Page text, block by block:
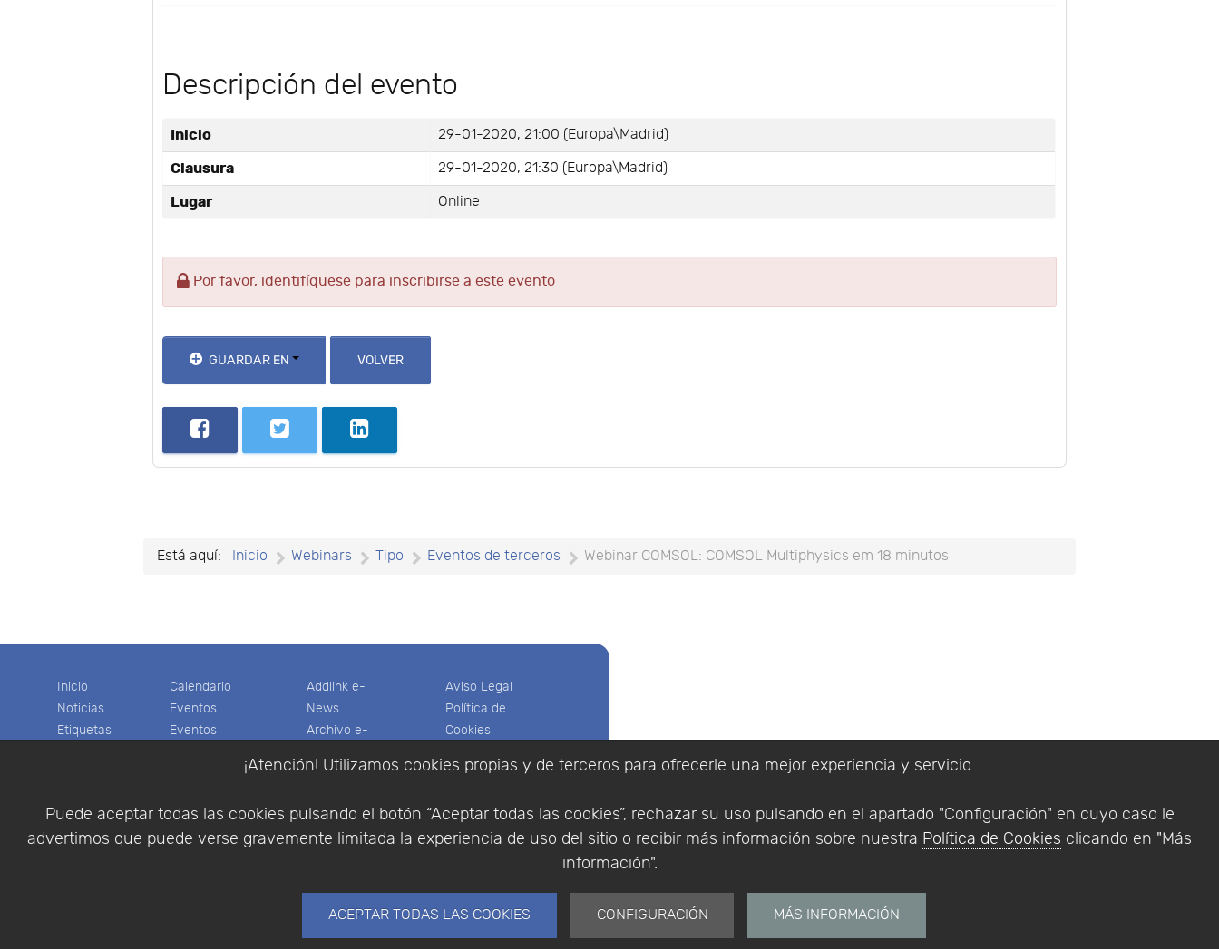
¡Atención! Utilizamos cookies propias y de terceros para ofrecerle una mejor experiencia y servicio.
Puede aceptar todas las cookies pulsando el botón “Aceptar todas las cookies”, rechazar su uso pulsando en el apartado "Configuración" en cuyo caso le
advertimos que puede verse gravemente limitada la experiencia de uso del sitio o recibir más información sobre nuestra Política de Cookies clicando en "Más
información".
ACEPTAR TODAS LAS COOKIES CONFIGURACIÓN MÁS INFORMACIÓN
Descripción del evento
Inicio 29-01-2020, 21:00 (Europa\Madrid)
Clausura 29-01-2020, 21:30 (Europa\Madrid)
Lugar Online
Por favor, identifíquese para inscribirse a este evento
GUARDAR EN VOLVER
Está aquí: Inicio Webinars Tipo Eventos de terceros Webinar COMSOL: COMSOL Multiphysics em 18 minutos
Inicio
Noticias
Etiquetas
Cesta
Calendario
Eventos
Eventos
Colaboradores
Descargas
Videos
Addlink e-
News
Archivo e-
Software
Multifisica.com
Síganos
Aviso Legal
Política de
Cookies
Privacidad
de compra
Identificarse
|Política de Cookies
© Copyright 1994 - 2026. Addlink Software
Distribuidor de soluciones software para
España y Portugal.